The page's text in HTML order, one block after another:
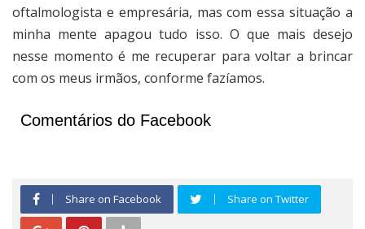
oftalmologista e empresária, mas com essa situação a
minha mente apagou tudo isso. O que mais desejo
nesse momento é me recuperar para voltar a brincar
com os meus irmãos, conforme fazíamos.
Comentários do Facebook
Share on Facebook Share on Twitter